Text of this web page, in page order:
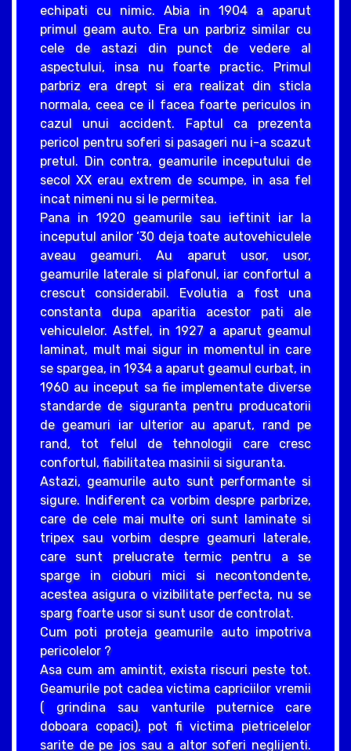
echipati cu nimic. Abia in 1904 a aparut
primul geam auto. Era un parbriz similar cu
cele de astazi din punct de vedere al
aspectului, insa nu foarte practic. Primul
parbriz era drept si era realizat din sticla
normala, ceea ce il facea foarte periculos in
cazul unui accident. Faptul ca prezenta
pericol pentru soferi si pasageri nu i-a scazut
pretul. Din contra, geamurile inceputului de
secol XX erau extrem de scumpe, in asa fel
incat nimeni nu si le permitea.
Pana in 1920 geamurile sau ieftinit iar la
inceputul anilor ‘30 deja toate autovehiculele
aveau geamuri. Au aparut usor, usor,
geamurile laterale si plafonul, iar confortul a
crescut considerabil. Evolutia a fost una
constanta dupa aparitia acestor pati ale
vehiculelor. Astfel, in 1927 a aparut geamul
laminat, mult mai sigur in momentul in care
se spargea, in 1934 a aparut geamul curbat, in
1960 au inceput sa fie implementate diverse
standarde de siguranta pentru producatorii
de geamuri iar ulterior au aparut, rand pe
rand, tot felul de tehnologii care cresc
confortul, fiabilitatea masinii si siguranta.
Astazi, geamurile auto sunt performante si
sigure. Indiferent ca vorbim despre parbrize,
care de cele mai multe ori sunt laminate si
tripex sau vorbim despre geamuri laterale,
care sunt prelucrate termic pentru a se
sparge in cioburi mici si necontondente,
acestea asigura o vizibilitate perfecta, nu se
sparg foarte usor si sunt usor de controlat.
Cum poti proteja geamurile auto impotriva
pericolelor ?
Asa cum am amintit, exista riscuri peste tot.
Geamurile pot cadea victima capriciilor vremii
( grindina sau vanturile puternice care
doboara copaci), pot fi victima pietricelelor
sarite de pe jos sau a altor soferi neglijenti.